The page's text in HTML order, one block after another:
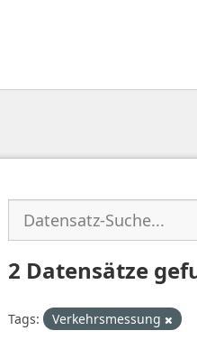
2 Datensätze
Tags: Verkehrsmessung